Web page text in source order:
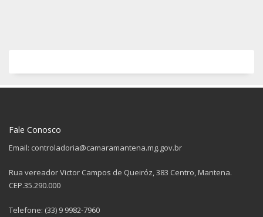
Fale Conosco
Email: controladoria@camaramantena.mg.gov.br
Rua vereador Victor Campos de Queiróz, 383 Centro, Mantena.
CEP.35.290.000
Telefone: (33) 9 9982-7960